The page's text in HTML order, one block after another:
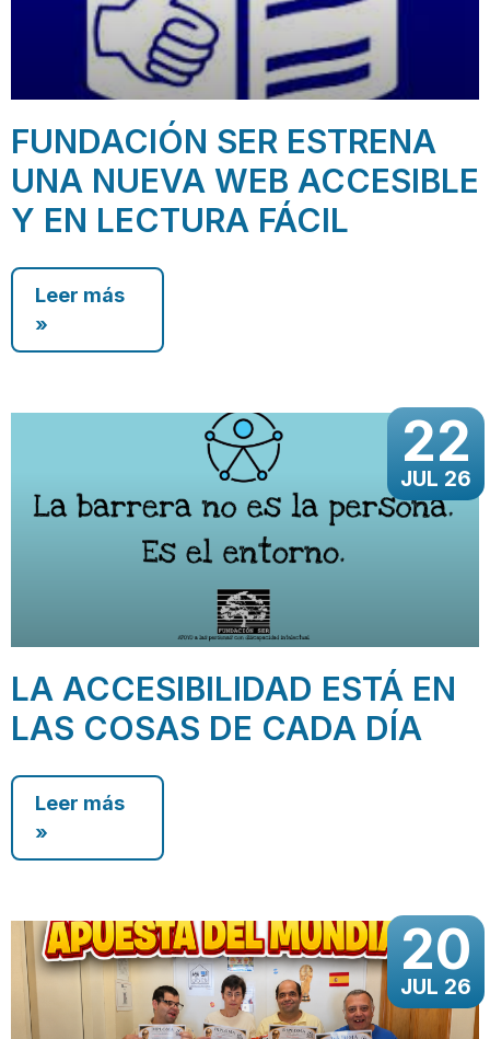
FUNDACIÓN SER ESTRENA
UNA NUEVA WEB ACCESIBLE
Y EN LECTURA FÁCIL
Leer más
»
22
JUL 26
LA ACCESIBILIDAD ESTÁ EN
LAS COSAS DE CADA DÍA
Leer más
»
20
JUL 26